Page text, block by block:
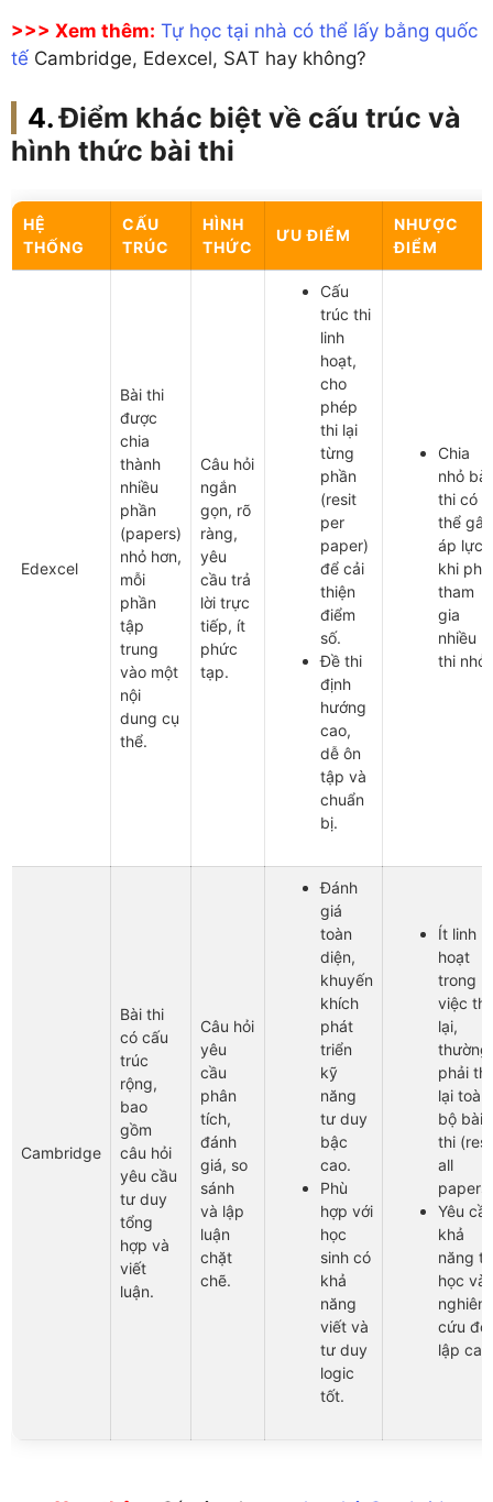
>>> Xem thêm: Tự học tại nhà có thể lấy bằng quốc
tế Cambridge, Edexcel, SAT hay không?
Điểm khác biệt về cấu trúc và
hình thức bài thi
HỆ
THỐNG
CẤU
TRÚC
HÌNH
THỨC
ƯU ĐIỂM
NHƯỢC
ĐIỂM
Edexcel
Bài thi
được
chia
thành
nhiều
phần
(papers)
nhỏ hơn,
mỗi
phần
tập
trung
vào một
nội
dung cụ
thể.
Câu hỏi
ngắn
gọn, rõ
ràng,
yêu
cầu trả
lời trực
tiếp, ít
phức
tạp.
Cấu
trúc thi
linh
hoạt,
cho
phép
thi lại
từng
phần
(resit
per
paper)
để cải
thiện
điểm
số.
Đề thi
định
hướng
cao,
dễ ôn
tập và
chuẩn
bị.
Chia
nhỏ bài
thi có
thể gây
áp lực
khi phải
tham
gia
nhiều
thi nhỏ.
Cambridge
Bài thi
có cấu
trúc
rộng,
bao
gồm
câu hỏi
yêu cầu
tư duy
tổng
hợp và
viết
luận.
Câu hỏi
yêu
cầu
phân
tích,
đánh
giá, so
sánh
và lập
luận
chặt
chẽ.
Đánh
giá
toàn
diện,
khuyến
khích
phát
triển
kỹ
năng
tư duy
bậc
cao.
Phù
hợp với
học
sinh có
khả
năng
viết và
tư duy
logic
tốt.
Ít linh
hoạt
trong
việc thi
lại,
thường
phải thi
lại toàn
bộ bài
thi
all
Yêu
khả
năng tự
học và
nghiên
cứu
lập